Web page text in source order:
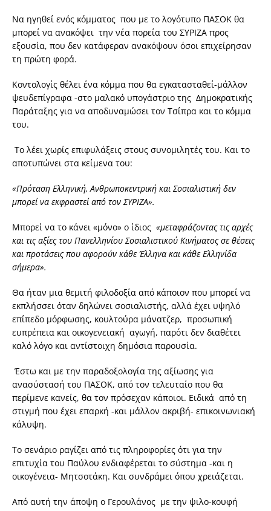
Να ηγηθεί ενός κόμματος που με το λογότυπο ΠΑΣΟΚ θα
μπορεί να ανακόψει την νέα πορεία του ΣΥΡΙΖΑ προς
εξουσία, που δεν κατάφεραν ανακόψουν όσοι επιχείρησαν
τη πρώτη φορά.
Κοντολογίς θέλει ένα κόμμα που θα εγκατασταθεί-μάλλον
ψευδεπίγραφα -στο μαλακό υπογάστριο της Δημοκρατικής
Παράταξης για να αποδυναμώσει τον Τσίπρα και το κόμμα
του.
Το λέει χωρίς επιφυλάξεις στους συνομιλητές του. Και το
αποτυπώνει στα κείμενα του:
«Πρόταση Ελληνική, Ανθρωποκεντρική και Σοσιαλιστική δεν
μπορεί να εκφραστεί από τον ΣΥΡΙΖΑ».
Μπορεί να το κάνει «μόνο» ο ίδιος «μεταφράζοντας τις αρχές
και τις αξίες του Πανελληνίου Σοσιαλιστικού Κινήματος σε θέσεις
και προτάσεις που αφορούν κάθε Έλληνα και κάθε Ελληνίδα
σήμερα».
Θα ήταν μια θεμιτή φιλοδοξία από κάποιον που μπορεί να
εκπλήσσει όταν δηλώνει σοσιαλιστής, αλλά έχει υψηλό
επίπεδο μόρφωσης, κουλτούρα μάνατζερ, προσωπική
ευπρέπεια και οικογενειακή αγωγή, παρότι δεν διαθέτει
καλό λόγο και αντίστοιχη δημόσια παρουσία.
Έστω και με την παραδοξολογία της αξίωσης για
ανασύστασή του ΠΑΣΟΚ, από τον τελευταίο που θα
περίμενε κανείς, θα τον πρόσεχαν κάποιοι. Ειδικά από τη
στιγμή που έχει επαρκή -και μάλλον ακριβή- επικοινωνιακή
κάλυψη.
Το σενάριο ραγίζει από τις πληροφορίες ότι για την
επιτυχία του Παύλου ενδιαφέρεται το σύστημα -και η
οικογένεια- Μητσοτάκη. Και συνδράμει όπου χρειάζεται.
Από αυτή την άποψη ο Γερουλάνος με την ψιλο-κουφή